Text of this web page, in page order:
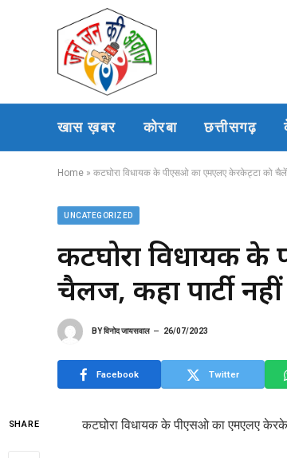
खास ख़बर कोरबा छत्तीसगढ़
Home » कटघोरा विधायक के पीएसओ का एमएलए केरकेट्टा को
UNCATEGORIZED
कटघोरा विधायक
चैलेंज, कहा पार्टी
BYविनोद जायसवाल 26/07/2023
Facebook Twitter
SHARE कटघोरा विधायक के पीएसओ का एमएलए